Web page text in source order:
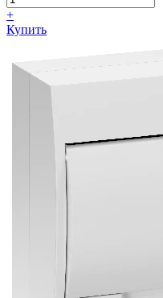
+
Купить